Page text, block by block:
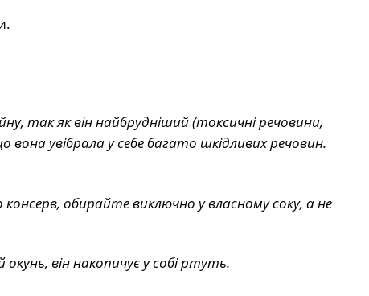
так як він найбрудніший (токсичні речовини,
увібрала у себе багато шкідливих речовин.
обирайте виключно у власному соку, а не
він накопичує у собі ртуть.